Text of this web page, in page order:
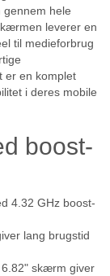
gennem hele
leverer en
til medieforbrug
er en komplet
i deres mobile
boost-
4.32 GHz boost-
lang brugstid
skærm giver